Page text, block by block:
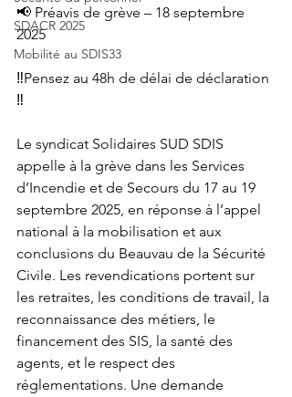
SDACR 2025
Mobilité au SDIS33
📢 Préavis de grève – 18 septembre
2025
‼️Pensez au 48h de délai de déclaration
‼️
Le syndicat Solidaires SUD SDIS
appelle à la grève dans les Services
d’Incendie et de Secours du 17 au 19
septembre 2025, en réponse à l’appel
national à la mobilisation et aux
conclusions du Beauvau de la Sécurité
Civile. Les revendications portent sur
les retraites, les conditions de travail, la
reconnaissance des métiers, le
financement des SIS, la santé des
agents, et le respect des
réglementations. Une demande